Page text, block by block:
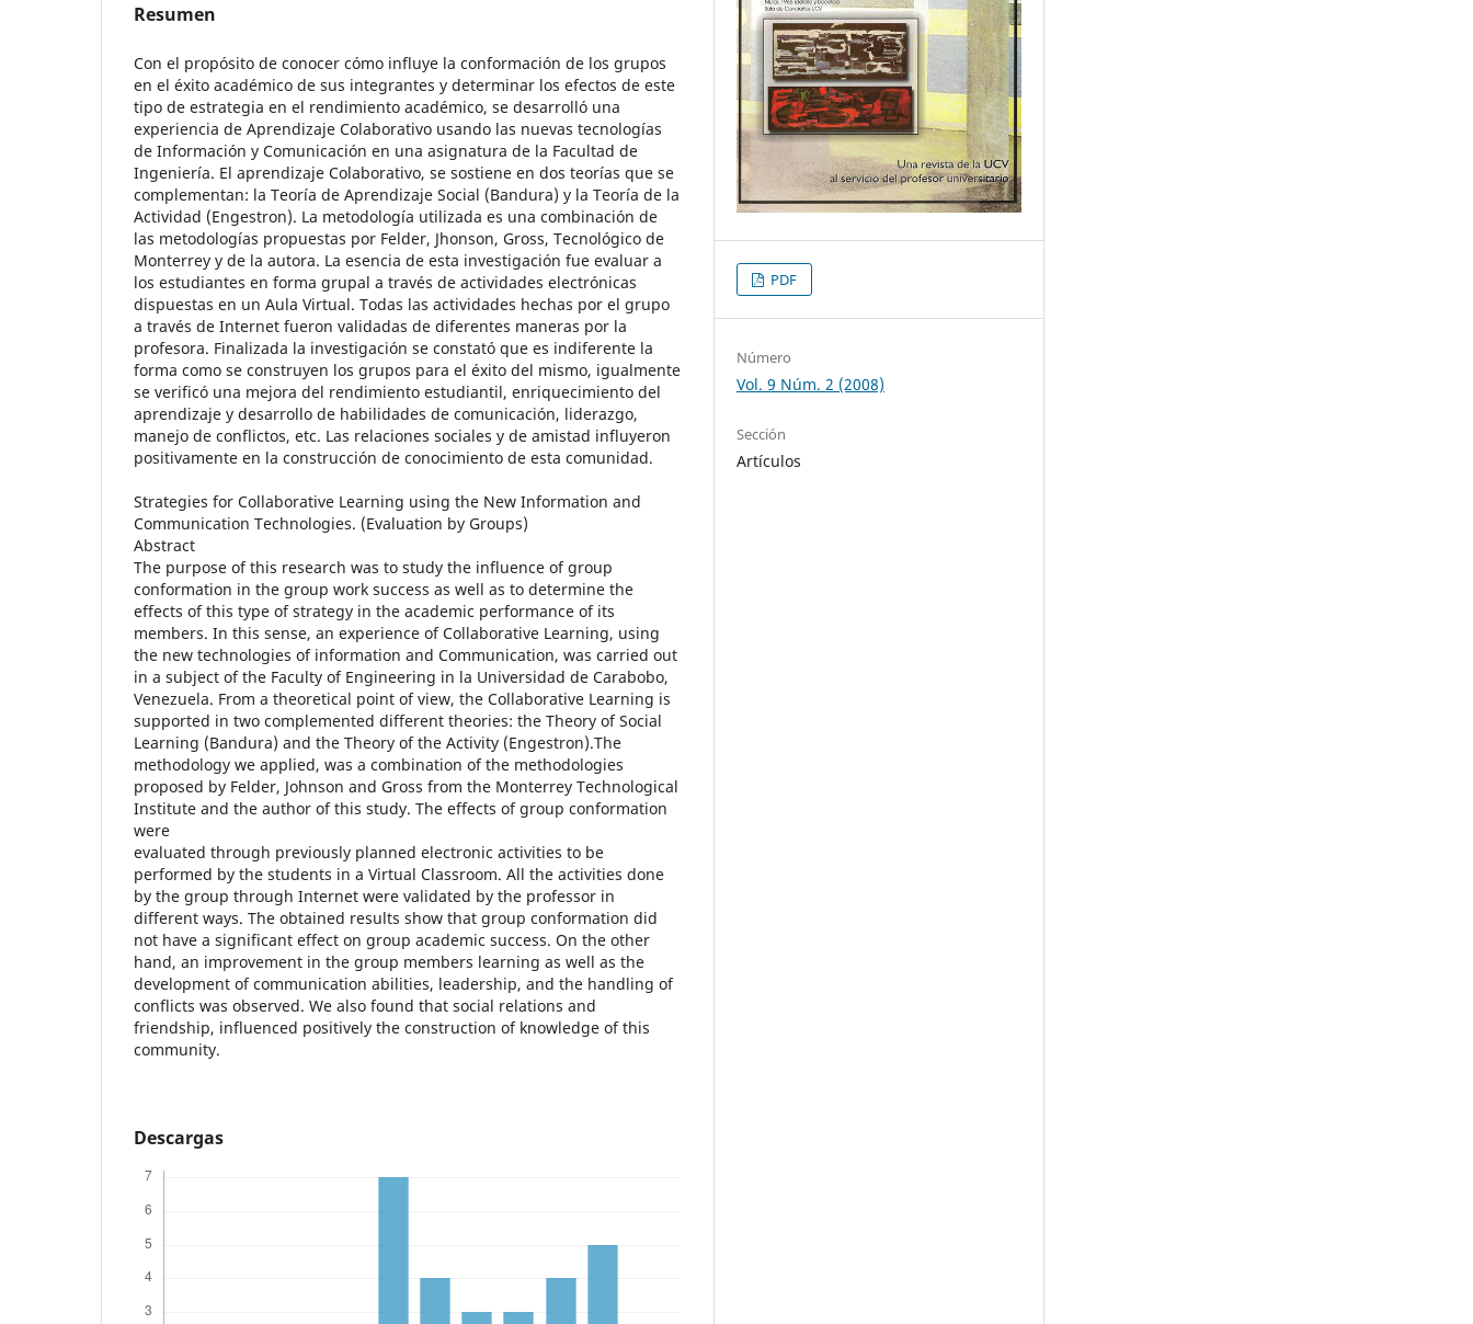
Resumen
Con el propósito de conocer cómo influye la conformación de los grupos
en el éxito académico de sus integrantes y determinar los efectos de este
tipo de estrategia en el rendimiento académico, se desarrolló una
experiencia de Aprendizaje Colaborativo usando las nuevas tecnologías
de Información y Comunicación en una asignatura de la Facultad de
Ingeniería. El aprendizaje Colaborativo, se sostiene en dos teorías que se
complementan: la Teoría de Aprendizaje Social (Bandura) y la Teoría de la
Actividad (Engestron). La metodología utilizada es una combinación de
las metodologías propuestas por Felder, Jhonson, Gross, Tecnológico de
Monterrey y de la autora. La esencia de esta investigación fue evaluar a
los estudiantes en forma grupal a través de actividades electrónicas
dispuestas en un Aula Virtual. Todas las actividades hechas por el grupo
a través de Internet fueron validadas de diferentes maneras por la
profesora. Finalizada la investigación se constató que es indiferente la
forma como se construyen los grupos para el éxito del mismo, igualmente
se verificó una mejora del rendimiento estudiantil, enriquecimiento del
aprendizaje y desarrollo de habilidades de comunicación, liderazgo,
manejo de conflictos, etc. Las relaciones sociales y de amistad influyeron
positivamente en la construcción de conocimiento de esta comunidad.
Strategies for Collaborative Learning using the New Information and
Communication Technologies. (Evaluation by Groups)
Abstract
The purpose of this research was to study the influence of group
conformation in the group work success as well as to determine the
effects of this type of strategy in the academic performance of its
members. In this sense, an experience of Collaborative Learning, using
the new technologies of information and Communication, was carried out
in a subject of the Faculty of Engineering in la Universidad de Carabobo,
Venezuela. From a theoretical point of view, the Collaborative Learning is
supported in two complemented different theories: the Theory of Social
Learning (Bandura) and the Theory of the Activity (Engestron).The
methodology we applied, was a combination of the methodologies
proposed by Felder, Johnson and Gross from the Monterrey Technological
Institute and the author of this study. The effects of group conformation
were
evaluated through previously planned electronic activities to be
performed by the students in a Virtual Classroom. All the activities done
by the group through Internet were validated by the professor in
different ways. The obtained results show that group conformation did
not have a significant effect on group academic success. On the other
hand, an improvement in the group members learning as well as the
development of communication abilities, leadership, and the handling of
conflicts was observed. We also found that social relations and
friendship, influenced positively the construction of knowledge of this
community.
Descargas
PDF
Número
Vol. 9 Núm. 2 (2008)
Sección
Artículos